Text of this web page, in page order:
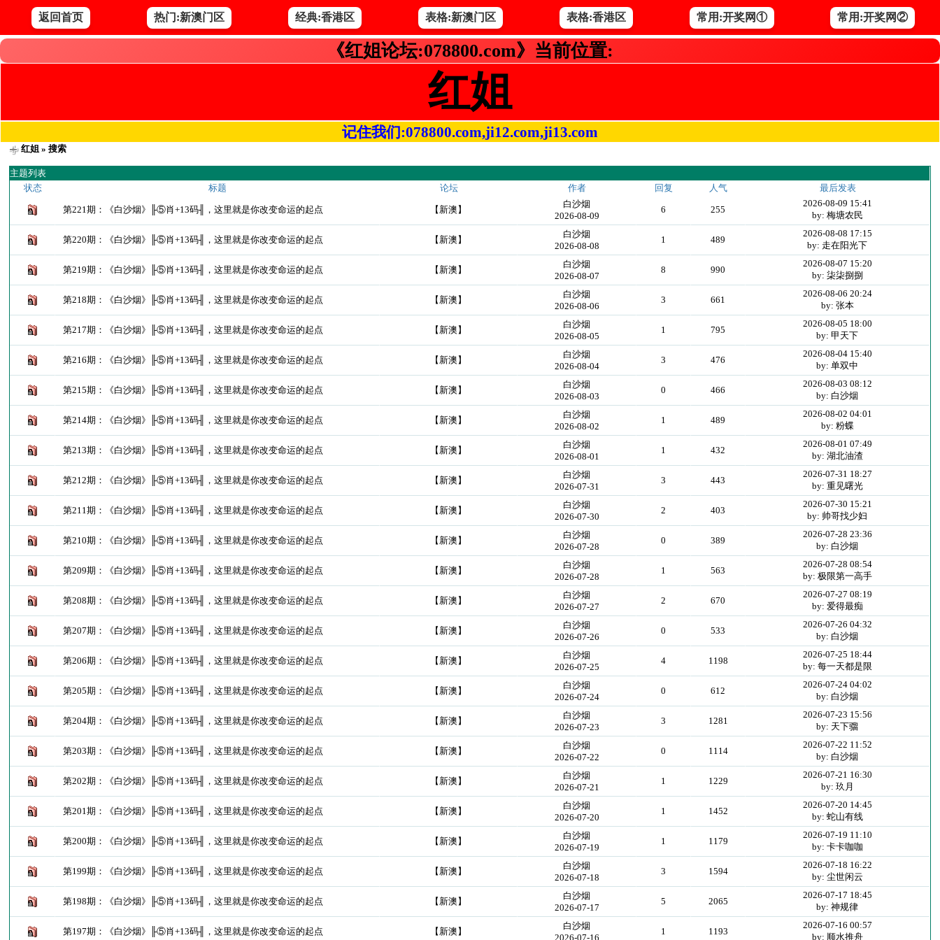
返回首页 热门:新澳门区 经典:香港区 表格:新澳门区 表格:香港区 常用:开奖网① 常用:开奖网②
《红姐论坛:078800.com》当前位置:
红姐
记住我们:078800.com,ji12.com,ji13.com
红姐 » 搜索
主题列表
状态
标题 论坛 作者 回复 人气 最后发表
第221期：《白沙烟》╟⑤肖+13码╢，这里就是你改变命运的起点 【新澳】
白沙烟
2026-08-09
6 255
2026-08-09 15:41
by: 梅塘农民
第220期：《白沙烟》╟⑤肖+13码╢，这里就是你改变命运的起点 【新澳】
白沙烟
2026-08-08
1 489
2026-08-08 17:15
by: 走在阳光下
第219期：《白沙烟》╟⑤肖+13码╢，这里就是你改变命运的起点 【新澳】
白沙烟
2026-08-07
8 990
2026-08-07 15:20
by: 柒柒捌捌
第218期：《白沙烟》╟⑤肖+13码╢，这里就是你改变命运的起点 【新澳】
白沙烟
2026-08-06
3 661
2026-08-06 20:24
by: 张本
第217期：《白沙烟》╟⑤肖+13码╢，这里就是你改变命运的起点 【新澳】
白沙烟
2026-08-05
1 795
2026-08-05 18:00
by: 甲天下
第216期：《白沙烟》╟⑤肖+13码╢，这里就是你改变命运的起点 【新澳】
白沙烟
2026-08-04
3 476
2026-08-04 15:40
by: 单双中
第215期：《白沙烟》╟⑤肖+13码╢，这里就是你改变命运的起点 【新澳】
白沙烟
2026-08-03
0 466
2026-08-03 08:12
by: 白沙烟
第214期：《白沙烟》╟⑤肖+13码╢，这里就是你改变命运的起点 【新澳】
白沙烟
2026-08-02
1 489
2026-08-02 04:01
by: 粉蝶
第213期：《白沙烟》╟⑤肖+13码╢，这里就是你改变命运的起点 【新澳】
白沙烟
2026-08-01
1 432
2026-08-01 07:49
by: 湖北油渣
第212期：《白沙烟》╟⑤肖+13码╢，这里就是你改变命运的起点 【新澳】
白沙烟
2026-07-31
3 443
2026-07-31 18:27
by: 重见曙光
第211期：《白沙烟》╟⑤肖+13码╢，这里就是你改变命运的起点 【新澳】
白沙烟
2026-07-30
2 403
2026-07-30 15:21
by: 帅哥找少妇
第210期：《白沙烟》╟⑤肖+13码╢，这里就是你改变命运的起点 【新澳】
白沙烟
2026-07-28
0 389
2026-07-28 23:36
by: 白沙烟
第209期：《白沙烟》╟⑤肖+13码╢，这里就是你改变命运的起点 【新澳】
白沙烟
2026-07-28
1 563
2026-07-28 08:54
by: 极限第一高手
第208期：《白沙烟》╟⑤肖+13码╢，这里就是你改变命运的起点 【新澳】
白沙烟
2026-07-27
2 670
2026-07-27 08:19
by: 爱得最痴
第207期：《白沙烟》╟⑤肖+13码╢，这里就是你改变命运的起点 【新澳】
白沙烟
2026-07-26
0 533
2026-07-26 04:32
by: 白沙烟
第206期：《白沙烟》╟⑤肖+13码╢，这里就是你改变命运的起点 【新澳】
白沙烟
2026-07-25
4 1198
2026-07-25 18:44
by: 每一天都是限
第205期：《白沙烟》╟⑤肖+13码╢，这里就是你改变命运的起点 【新澳】
白沙烟
2026-07-24
0 612
2026-07-24 04:02
by: 白沙烟
第204期：《白沙烟》╟⑤肖+13码╢，这里就是你改变命运的起点 【新澳】
白沙烟
2026-07-23
3 1281
2026-07-23 15:56
by: 天下骝
第203期：《白沙烟》╟⑤肖+13码╢，这里就是你改变命运的起点 【新澳】
白沙烟
2026-07-22
0 1114
2026-07-22 11:52
by: 白沙烟
第202期：《白沙烟》╟⑤肖+13码╢，这里就是你改变命运的起点 【新澳】
白沙烟
2026-07-21
1 1229
2026-07-21 16:30
by: 玖月
第201期：《白沙烟》╟⑤肖+13码╢，这里就是你改变命运的起点 【新澳】
白沙烟
2026-07-20
1 1452
2026-07-20 14:45
by: 蛇山有线
第200期：《白沙烟》╟⑤肖+13码╢，这里就是你改变命运的起点 【新澳】
白沙烟
2026-07-19
1 1179
2026-07-19 11:10
by: 卡卡咖咖
第199期：《白沙烟》╟⑤肖+13码╢，这里就是你改变命运的起点 【新澳】
白沙烟
2026-07-18
3 1594
2026-07-18 16:22
by: 尘世闲云
第198期：《白沙烟》╟⑤肖+13码╢，这里就是你改变命运的起点 【新澳】
白沙烟
2026-07-17
5 2065
2026-07-17 18:45
by: 神规律
第197期：《白沙烟》╟⑤肖+13码╢，这里就是你改变命运的起点 【新澳】
白沙烟
2026-07-16
1 1193
2026-07-16 00:57
by: 顺水推舟